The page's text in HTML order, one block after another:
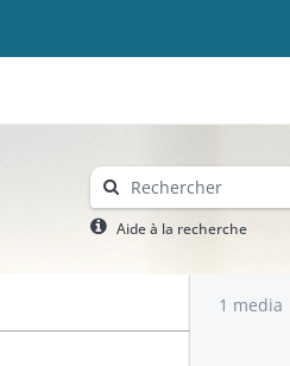
Aide à la recherche
1 media